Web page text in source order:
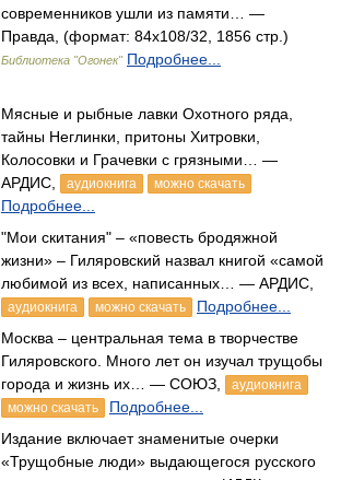
современников ушли из памяти… —
Правда, (формат: 84x108/32, 1856 стр.)
Библиотека "Огонек" Подробнее...
Мясные и рыбные лавки Охотного ряда,
тайны Неглинки, притоны Хитровки,
Колосовки и Грачевки с грязными… —
АРДИС,
аудиокнига можно скачать
Подробнее...
"Мои скитания" – «повесть бродяжной
жизни» – Гиляровский назвал книгой «самой
любимой из всех, написанных… — АРДИС,
аудиокнига можно скачать
Подробнее...
Москва – центральная тема в творчестве
Гиляровского. Много лет он изучал трущобы
города и жизнь их… — СОЮЗ,
аудиокнига
можно скачать
Подробнее...
Издание включает знаменитые очерки
«Трущобные люди» выдающегося русского